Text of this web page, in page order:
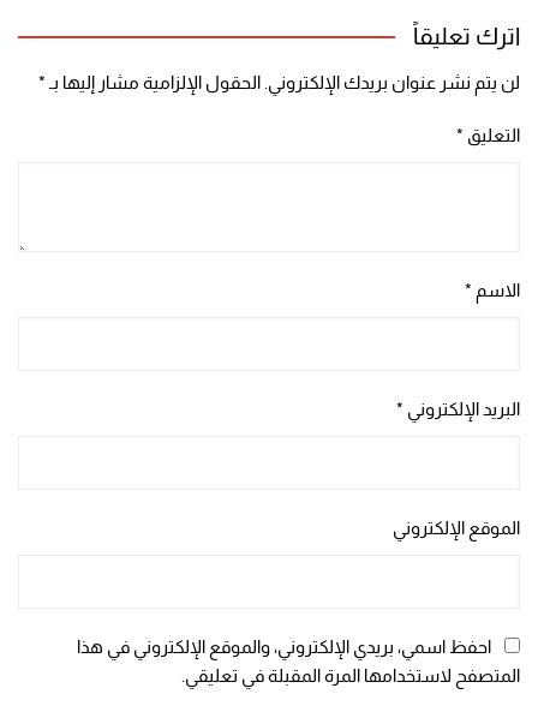
اترك تعليقاً
لن يتم نشر عنوان بريدك الإلكتروني. الحقول الإلزامية مشار إليها بـ *
التعليق *
الاسم *
البريد الإلكتروني *
الموقع الإلكتروني
احفظ اسمي، بريدي الإلكتروني، والموقع الإلكتروني في هذا
المتصفح لاستخدامها المرة المقبلة في تعليقي.